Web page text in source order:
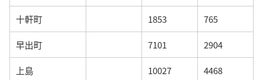
十軒町 1853 765
早出町 7101 2904
上島 10027 4468